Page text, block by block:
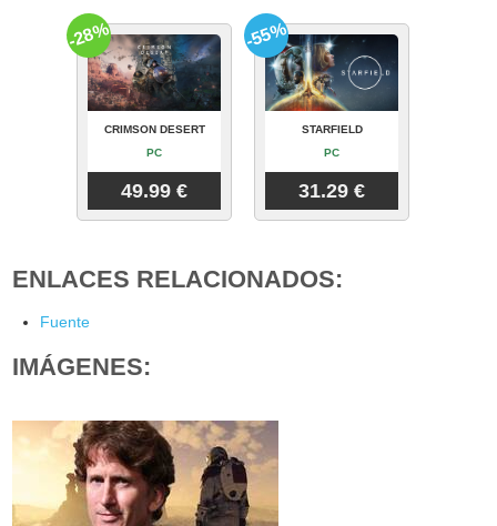
CRIMSON DESERT
PC
49.99 €
-28%
STARFIELD
PC
31.29 €
-55%
ENLACES RELACIONADOS:
Fuente
IMÁGENES: